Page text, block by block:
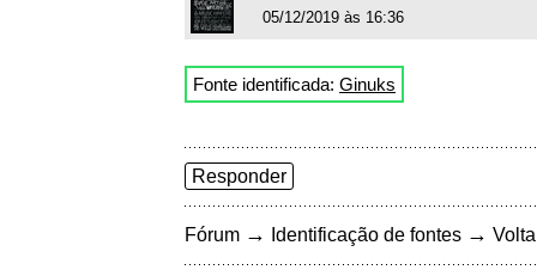
05/12/2019 às 16:36
Fonte identificada: Ginuks
Responder
Fórum → Identificação de fontes →